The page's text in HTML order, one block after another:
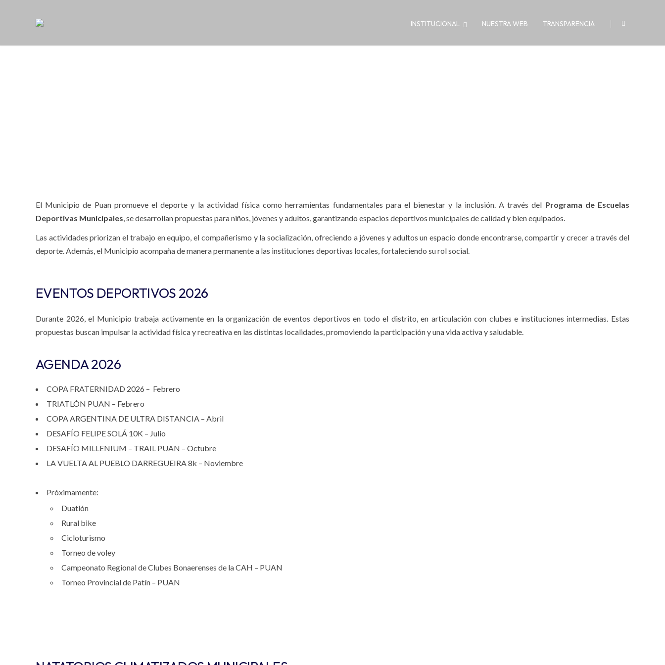
INSTITUCIONAL NUESTRA WEB TRANSPARENCIA
El Municipio de Puan promueve el deporte y la actividad física como herramientas fundamentales para el bienestar y la inclusión. A través del Programa de Escuelas
Deportivas Municipales, se desarrollan propuestas para niños, jóvenes y adultos, garantizando espacios deportivos municipales de calidad y bien equipados.
Las actividades priorizan el trabajo en equipo, el compañerismo y la socialización, ofreciendo a jóvenes y adultos un espacio donde encontrarse, compartir y crecer a través del
deporte. Además, el Municipio acompaña de manera permanente a las instituciones deportivas locales, fortaleciendo su rol social.
EVENTOS DEPORTIVOS 2026
Durante 2026, el Municipio trabaja activamente en la organización de eventos deportivos en todo el distrito, en articulación con clubes e instituciones intermedias. Estas
propuestas buscan impulsar la actividad física y recreativa en las distintas localidades, promoviendo la participación y una vida activa y saludable.
AGENDA 2026
COPA FRATERNIDAD 2026 – Febrero
TRIATLÓN PUAN – Febrero
COPA ARGENTINA DE ULTRA DISTANCIA – Abril
DESAFÍO FELIPE SOLÁ 10K – Julio
DESAFÍO MILLENIUM – TRAIL PUAN – Octubre
LA VUELTA AL PUEBLO DARREGUEIRA 8k – Noviembre
Próximamente:
Duatlón
Rural bike
Cicloturismo
Torneo de voley
Campeonato Regional de Clubes Bonaerenses de la CAH – PUAN
Torneo Provincial de Patín – PUAN